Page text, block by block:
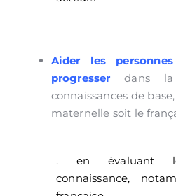
Aider les
progresser dans la
connaissances de
maternelle soit le
. en évaluant
connaissance,